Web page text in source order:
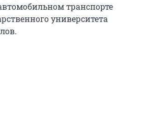
транспорте
университета